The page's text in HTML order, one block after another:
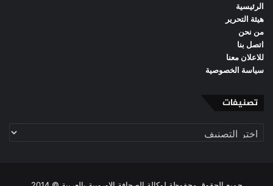
الرئيسية
هيئة التحرير
من نحن
اتصل بنا
للاعلان معنا
سياسة الخصوصية
تصنيفات
تصنيفات